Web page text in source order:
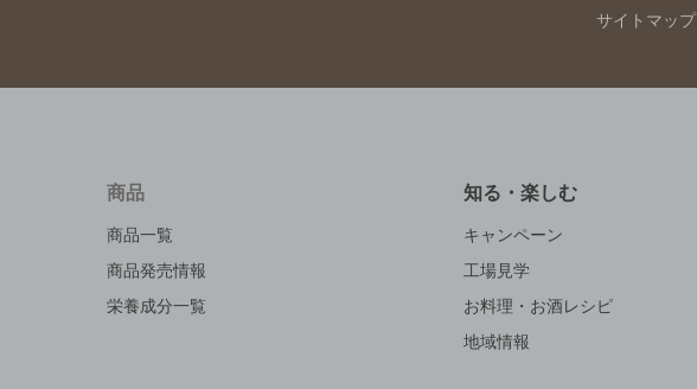
サイトマップ
商品
商品一覧
商品発売情報
栄養成分一覧
知る・楽しむ
キャンペーン
工場見学
お料理・お酒レシピ
地域情報